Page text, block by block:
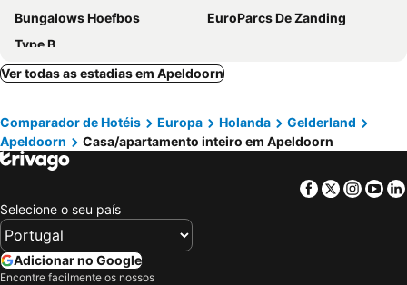
Bungalows Hoefbos
EuroParcs De Zanding
Type B
Ver todas as estadias em Apeldoorn
Comparador de Hotéis Europa Holanda
Gelderland
Apeldoorn
Casa/apartamento inteiro em Apeldoorn
Facebook
Twitter
Selecione o seu país
Adicionar no Google
Encontre facilmente os nossos